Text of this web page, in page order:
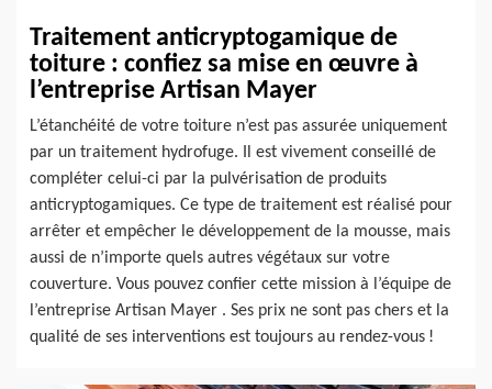
Traitement anticryptogamique de
toiture : confiez sa mise en œuvre à
l’entreprise Artisan Mayer
L’étanchéité de votre toiture n’est pas assurée uniquement
par un traitement hydrofuge. Il est vivement conseillé de
compléter celui-ci par la pulvérisation de produits
anticryptogamiques. Ce type de traitement est réalisé pour
arrêter et empêcher le développement de la mousse, mais
aussi de n’importe quels autres végétaux sur votre
couverture. Vous pouvez confier cette mission à l’équipe de
l’entreprise Artisan Mayer . Ses prix ne sont pas chers et la
qualité de ses interventions est toujours au rendez-vous !